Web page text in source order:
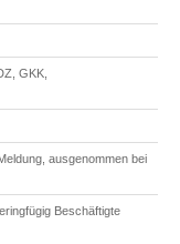
GKK,
ausgenommen bei
Beschäftigte